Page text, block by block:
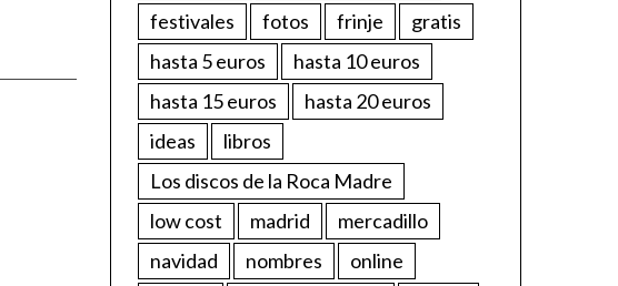
festivales
fotos frinje
gratis
hasta 5 euros
hasta 10 euros
hasta 15 euros
hasta 20 euros
ideas
libros
Los discos de la Roca Madre
low cost
madrid
mercadillo
navidad
nombres
online